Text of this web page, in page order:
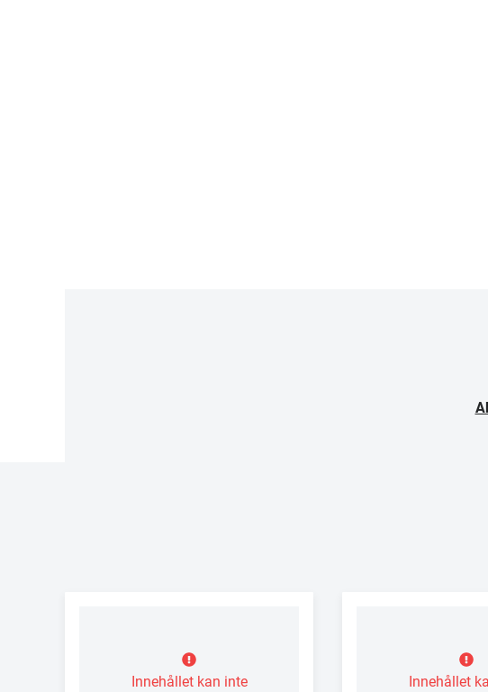
Innehållet kan inte
Innehållet